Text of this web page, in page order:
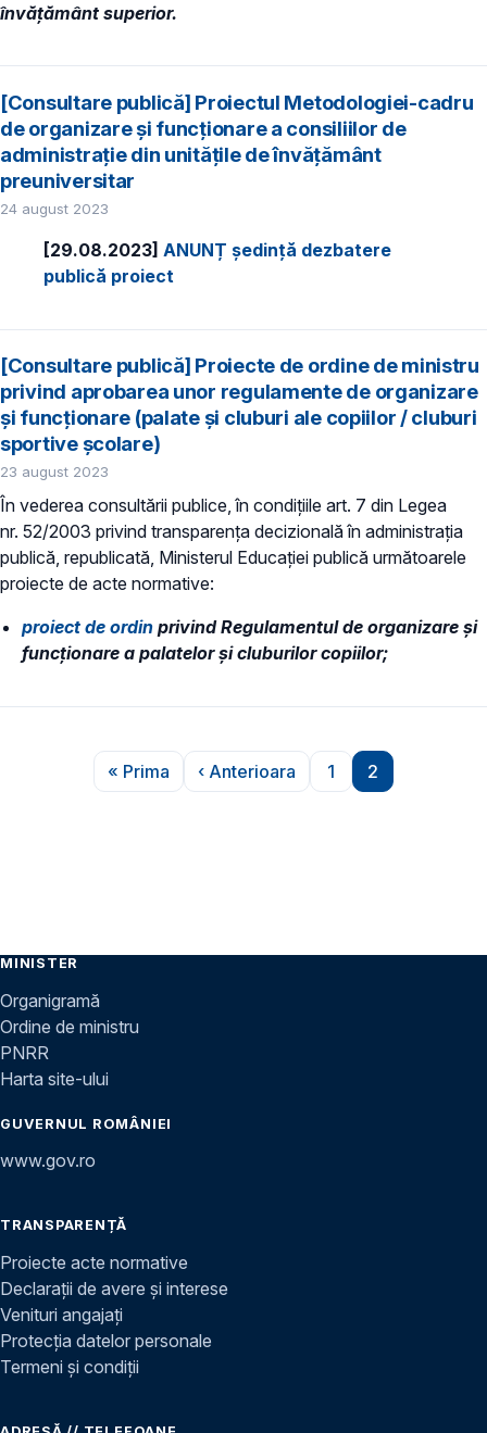
învățământ superior.
[Consultare publică] Proiectul Metodologiei-cadru
de organizare şi funcţionare a consiliilor de
administraţie din unităţile de învăţământ
preuniversitar
24 august 2023
[29.08.2023] ANUNȚ ședință dezbatere
publică proiect
[Consultare publică] Proiecte de ordine de ministru
privind aprobarea unor regulamente de organizare
și funcționare (palate și cluburi ale copiilor / cluburi
sportive școlare)
23 august 2023
În vederea consultării publice, în condiţiile art. 7 din Legea
nr. 52/2003 privind transparenţa decizională în administraţia
publică, republicată, Ministerul Educaţiei publică următoarele
proiecte de acte normative:
proiect de ordin privind Regulamentul de organizare și
funcționare a palatelor și cluburilor copiilor;
Prima pagină
« Prima
Pagina anterioară
‹ Anterioara
Pagina
1
Pagina
2
MINISTER
Organigramă
Ordine de ministru
PNRR
Harta site-ului
GUVERNUL ROMÂNIEI
www.gov.ro
TRANSPARENȚĂ
Proiecte acte normative
Declarații de avere și interese
Venituri angajați
Protecția datelor personale
Termeni și condiții